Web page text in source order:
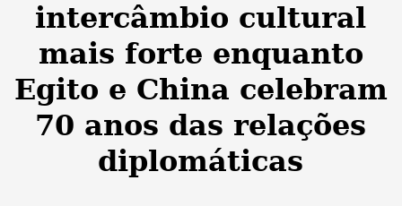
intercâmbio cultural
mais forte enquanto
Egito e China celebram
70 anos das relações
diplomáticas